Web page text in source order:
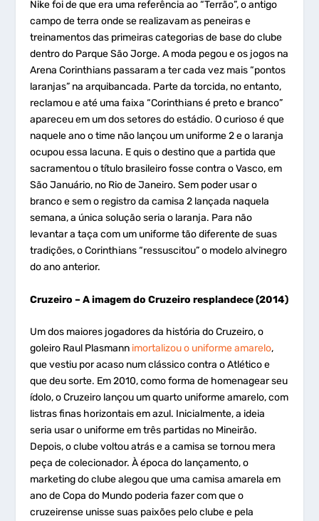
Nike foi de que era uma referência ao “Terrão”, o antigo
campo de terra onde se realizavam as peneiras e
treinamentos das primeiras categorias de base do clube
dentro do Parque São Jorge. A moda pegou e os jogos na
Arena Corinthians passaram a ter cada vez mais “pontos
laranjas” na arquibancada. Parte da torcida, no entanto,
reclamou e até uma faixa “Corinthians é preto e branco”
apareceu em um dos setores do estádio. O curioso é que
naquele ano o time não lançou um uniforme 2 e o laranja
ocupou essa lacuna. E quis o destino que a partida que
sacramentou o título brasileiro fosse contra o Vasco, em
São Januário, no Rio de Janeiro. Sem poder usar o
branco e sem o registro da camisa 2 lançada naquela
semana, a única solução seria o laranja. Para não
levantar a taça com um uniforme tão diferente de suas
tradições, o Corinthians “ressuscitou” o modelo alvinegro
do ano anterior.
Cruzeiro – A imagem do Cruzeiro resplandece (2014)
Um dos maiores jogadores da história do Cruzeiro, o
goleiro Raul Plasmann imortalizou o uniforme amarelo,
que vestiu por acaso num clássico contra o Atlético e
que deu sorte. Em 2010, como forma de homenagear seu
ídolo, o Cruzeiro lançou um quarto uniforme amarelo, com
listras finas horizontais em azul. Inicialmente, a ideia
seria usar o uniforme em três partidas no Mineirão.
Depois, o clube voltou atrás e a camisa se tornou mera
peça de colecionador. À época do lançamento, o
marketing do clube alegou que uma camisa amarela em
ano de Copa do Mundo poderia fazer com que o
cruzeirense unisse suas paixões pelo clube e pela